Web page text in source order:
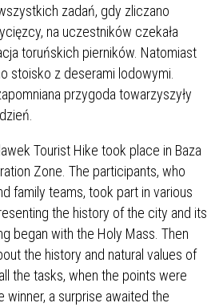
zadań, gdy zliczano
na uczestników czekała
toruńskich pierników. Natomiast
stoisko z deserami lodowymi.
przygoda towarzyszyły
Tourist Hike took place in Baza
Zone. The participants, who
family teams, took part in various
the history of the city and its
began with the Holy Mass. Then
the history and natural values of
the tasks, when the points were
a surprise awaited the